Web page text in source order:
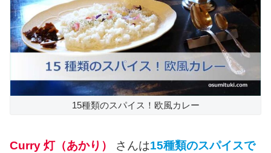
15種類のスパイス！欧風カレー
Curry 灯（あかり） さんは15種類のスパイスで